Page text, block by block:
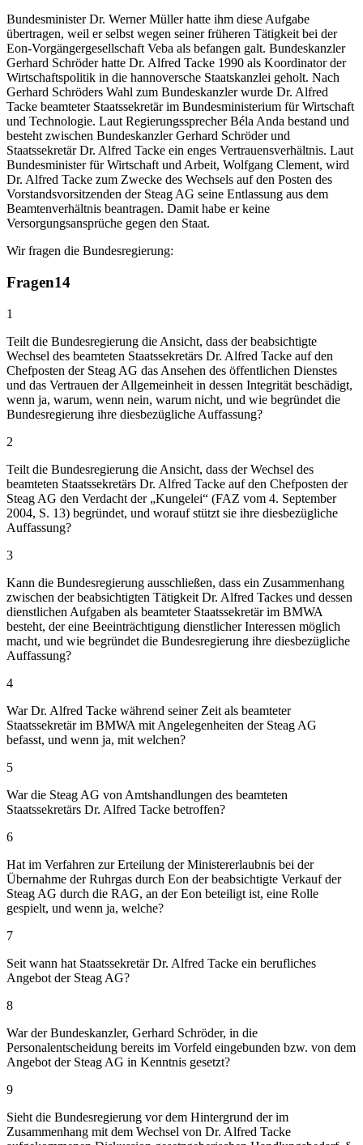
Bundesminister Dr. Werner Müller hatte ihm diese Aufgabe
übertragen, weil er selbst wegen seiner früheren Tätigkeit bei der
Eon-Vorgängergesellschaft Veba als befangen galt. Bundeskanzler
Gerhard Schröder hatte Dr. Alfred Tacke 1990 als Koordinator der
Wirtschaftspolitik in die hannoversche Staatskanzlei geholt. Nach
Gerhard Schröders Wahl zum Bundeskanzler wurde Dr. Alfred
Tacke beamteter Staatssekretär im Bundesministerium für Wirtschaft
und Technologie. Laut Regierungssprecher Béla Anda bestand und
besteht zwischen Bundeskanzler Gerhard Schröder und
Staatssekretär Dr. Alfred Tacke ein enges Vertrauensverhältnis. Laut
Bundesminister für Wirtschaft und Arbeit, Wolfgang Clement, wird
Dr. Alfred Tacke zum Zwecke des Wechsels auf den Posten des
Vorstandsvorsitzenden der Steag AG seine Entlassung aus dem
Beamtenverhältnis beantragen. Damit habe er keine
Versorgungsansprüche gegen den Staat.
Wir fragen die Bundesregierung:
Fragen14
1
Teilt die Bundesregierung die Ansicht, dass der beabsichtigte
Wechsel des beamteten Staatssekretärs Dr. Alfred Tacke auf den
Chefposten der Steag AG das Ansehen des öffentlichen Dienstes
und das Vertrauen der Allgemeinheit in dessen Integrität beschädigt,
wenn ja, warum, wenn nein, warum nicht, und wie begründet die
Bundesregierung ihre diesbezügliche Auffassung?
2
Teilt die Bundesregierung die Ansicht, dass der Wechsel des
beamteten Staatssekretärs Dr. Alfred Tacke auf den Chefposten der
Steag AG den Verdacht der „Kungelei“ (FAZ vom 4. September
2004, S. 13) begründet, und worauf stützt sie ihre diesbezügliche
Auffassung?
3
Kann die Bundesregierung ausschließen, dass ein Zusammenhang
zwischen der beabsichtigten Tätigkeit Dr. Alfred Tackes und dessen
dienstlichen Aufgaben als beamteter Staatssekretär im BMWA
besteht, der eine Beeinträchtigung dienstlicher Interessen möglich
macht, und wie begründet die Bundesregierung ihre diesbezügliche
Auffassung?
4
War Dr. Alfred Tacke während seiner Zeit als beamteter
Staatssekretär im BMWA mit Angelegenheiten der Steag AG
befasst, und wenn ja, mit welchen?
5
War die Steag AG von Amtshandlungen des beamteten
Staatssekretärs Dr. Alfred Tacke betroffen?
6
Hat im Verfahren zur Erteilung der Ministererlaubnis bei der
Übernahme der Ruhrgas durch Eon der beabsichtigte Verkauf der
Steag AG durch die RAG, an der Eon beteiligt ist, eine Rolle
gespielt, und wenn ja, welche?
7
Seit wann hat Staatssekretär Dr. Alfred Tacke ein berufliches
Angebot der Steag AG?
8
War der Bundeskanzler, Gerhard Schröder, in die
Personalentscheidung bereits im Vorfeld eingebunden bzw. von dem
Angebot der Steag AG in Kenntnis gesetzt?
9
Sieht die Bundesregierung vor dem Hintergrund der im
Zusammenhang mit dem Wechsel von Dr. Alfred Tacke